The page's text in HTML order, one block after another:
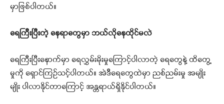
မှာဖြစ်ပါတယ်။
ရေကြီးပြီးတဲ့ နေရာတွေမှာ ဘယ်လိုနေထိုင်မလဲ
ရေကြီးပြီးနောက်မှာ ရေလွှမ်းမိုးမှုကြောင့်ပါလာတဲ့ ရေတွေနဲ့ ထိတွေ့
မှုကို ရှောင်ကြဉ်သင့်ပါတယ်။ အဲဒီရေတွေထဲမှာ ညစ်ညမ်းမှု အမျိုး
မျိုး ပါလာနိုင်တာကြောင့် အန္တရာယ်ရှိနိုင်ပါတယ်။